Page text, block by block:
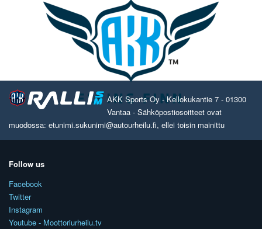
AKK Sports Oy - Kellokukantie 7 - 01300
Vantaa - Sähköpostiosoitteet ovat
muodossa: etunimi.sukunimi@autourheilu.fi, ellei toisin mainittu
Follow us
Facebook
Twitter
Instagram
Youtube - Moottoriurheilu.tv